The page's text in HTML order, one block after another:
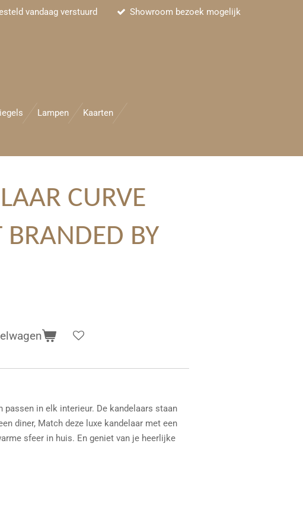
vandaag verstuurd Showroom bezoek mogelijk
Lampen Kaarten
CURVE
BRANDED BY
passen in elk interieur. De kandelaars staan
diner, Match deze luxe kandelaar met een
sfeer in huis. En geniet van je heerlijke